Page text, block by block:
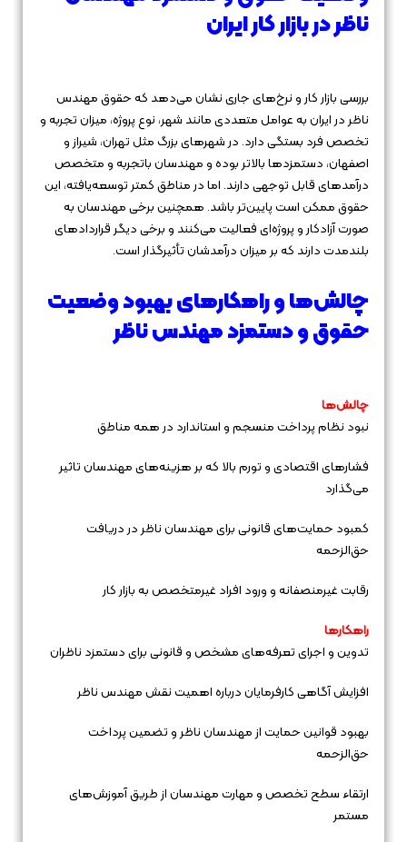
ناظر در بازار کار ایران
بررسی بازار کار و نرخ‌های جاری نشان می‌دهد که حقوق مهندس
ناظر در ایران به عوامل متعددی مانند شهر، نوع پروژه، میزان تجربه و
تخصص فرد بستگی دارد. در شهرهای بزرگ مثل تهران، شیراز و
اصفهان، دستمزدها بالاتر بوده و مهندسان باتجربه و متخصص
درآمدهای قابل توجهی دارند. اما در مناطق کمتر توسعه‌یافته، این
حقوق ممکن است پایین‌تر باشد. همچنین برخی مهندسان به
صورت آزادکار و پروژه‌ای فعالیت می‌کنند و برخی دیگر قراردادهای
بلندمدت دارند که بر میزان درآمدشان تأثیرگذار است.
چالش‌ها و راهکارهای بهبود وضعیت
حقوق و دستمزد مهندس ناظر
چالش‌ها
نبود نظام پرداخت منسجم و استاندارد در همه مناطق
فشارهای اقتصادی و تورم بالا که بر هزینه‌های مهندسان تاثیر
می‌گذارد
کمبود حمایت‌های قانونی برای مهندسان ناظر در دریافت
حق‌الزحمه
رقابت غیرمنصفانه و ورود افراد غیرمتخصص به بازار کار
راهکارها
تدوین و اجرای تعرفه‌های مشخص و قانونی برای دستمزد ناظران
افزایش آگاهی کارفرمایان درباره اهمیت نقش مهندس ناظر
بهبود قوانین حمایت از مهندسان ناظر و تضمین پرداخت
حق‌الزحمه
ارتقاء سطح تخصص و مهارت مهندسان از طریق آموزش‌های
مستمر